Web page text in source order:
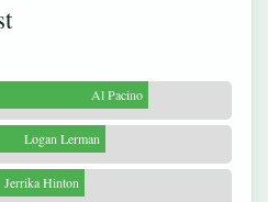
Al Pacino
Logan Lerman
Jerrika Hinton